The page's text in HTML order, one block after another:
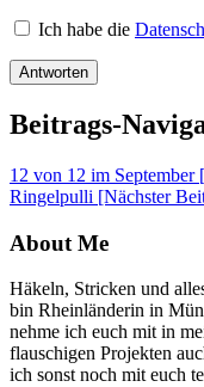
Ich habe die
Beitrags-
12 von 12 im
Ringelpulli [Nächster
About Me
Häkeln, Stricken und
bin Rheinländerin in
nehme ich euch mit in
flauschigen Projekten
ich sonst noch mit euch